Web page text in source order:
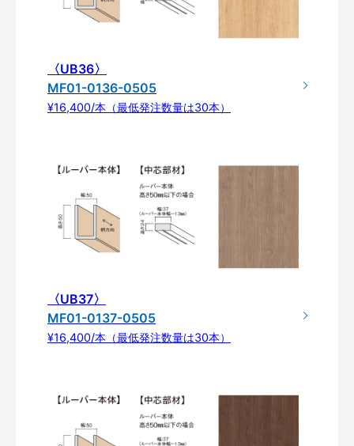
〈UB36〉
MF01-0136-0505
¥16,400/本（最低発注数量は30本）
〈UB37〉
MF01-0137-0505
¥16,400/本（最低発注数量は30本）